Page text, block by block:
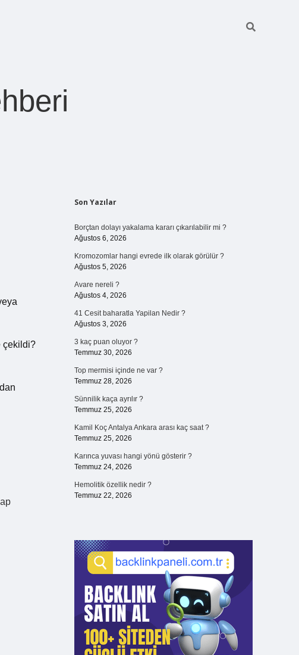
çekildi?
Sidebar
Son Yazılar
Borçtan dolayı yakalama kararı çıkarılabilir mi ?
Ağustos 6, 2026
Kromozomlar hangi evrede ilk olarak görülür ?
Ağustos 5, 2026
Avare nereli ?
Ağustos 4, 2026
41 Cesit baharatla Yapilan Nedir ?
Ağustos 3, 2026
3 kaç puan oluyor ?
Temmuz 30, 2026
Top mermisi içinde ne var ?
Temmuz 28, 2026
Sünnilik kaça ayrılır ?
Temmuz 25, 2026
Kamil Koç Antalya Ankara arası kaç saat ?
Temmuz 25, 2026
Karınca yuvası hangi yönü gösterir ?
Temmuz 24, 2026
Hemolitik özellik nedir ?
Temmuz 22, 2026